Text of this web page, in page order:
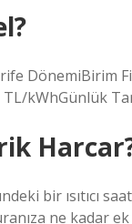
DönemiBirim
kWhGünlük
bir ısıtıcı
ne kadar